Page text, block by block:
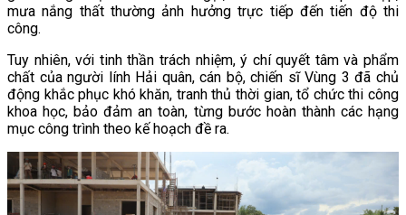
mưa nắng thất thường ảnh hưởng trực tiếp đến tiến độ thi
công.
Tuy nhiên, với tinh thần trách nhiệm, ý chí quyết tâm và phẩm
chất của người lính Hải quân, cán bộ, chiến sĩ Vùng 3 đã chủ
động khắc phục khó khăn, tranh thủ thời gian, tổ chức thi công
khoa học, bảo đảm an toàn, từng bước hoàn thành các hạng
mục công trình theo kế hoạch đề ra.